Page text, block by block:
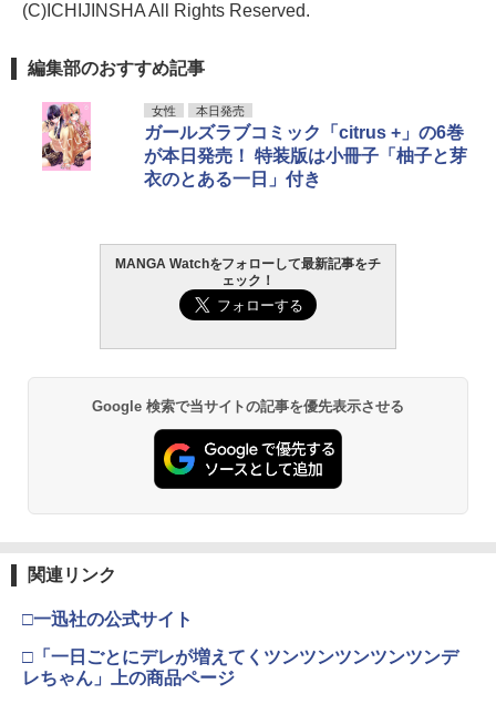
(C)ICHIJINSHA All Rights Reserved.
編集部のおすすめ記事
女性 本日発売
ガールズラブコミック「citrus +」の6巻
が本日発売！ 特装版は小冊子「柚子と芽
衣のとある一日」付き
MANGA Watchをフォローして最新記事をチ
ェック！
Google 検索で当サイトの記事を優先表示させる
関連リンク
□一迅社の公式サイト
□「一日ごとにデレが増えてくツンツンツンツンツンデ
レちゃん」上の商品ページ